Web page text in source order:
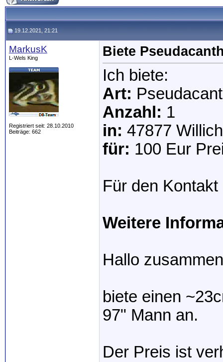
19.12.2021, 21:21
MarkusK
L-Wels King
Registriert seit: 28.10.2010
Beiträge: 662
Biete
Ich biete:
Art:
Anzahl: 1
in: 47877 Willich
für: 100 Eur
Für den
Weitere
Hallo
biete einen
97" Mann an.
Der Preis ist